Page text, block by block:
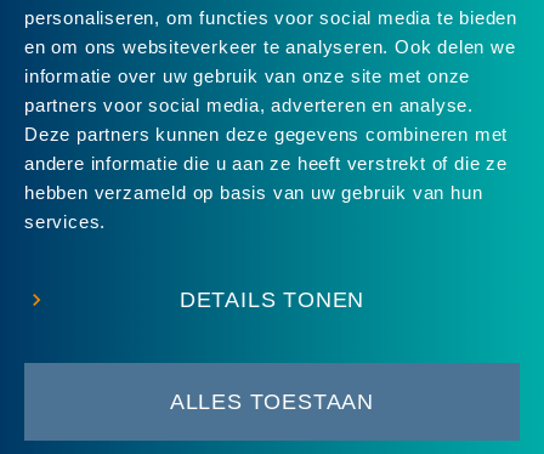
personaliseren, om functies voor social media te bieden
en om ons websiteverkeer te analyseren. Ook delen we
informatie over uw gebruik van onze site met onze
partners voor social media, adverteren en analyse.
Deze partners kunnen deze gegevens combineren met
andere informatie die u aan ze heeft verstrekt of die ze
hebben verzameld op basis van uw gebruik van hun
services.
DETAILS TONEN
ALLES TOESTAAN
Uitstekend4.8uit 5 van 24Google-reviews
© 2026 Groene Hart Service • Disclaimer